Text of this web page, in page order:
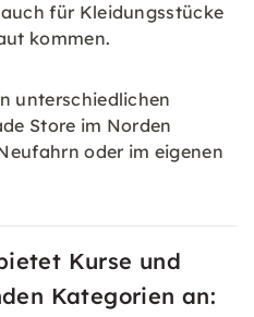
für Kleidungsstücke
kommen.
unterschiedlichen
Store im Norden
oder im eigenen
Kurse und
Kategorien an: